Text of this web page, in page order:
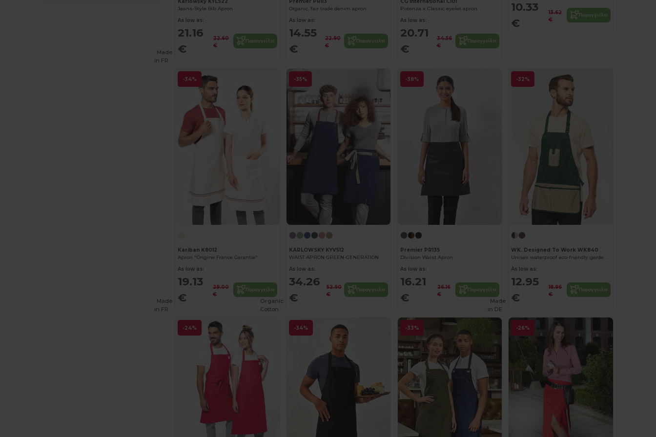
Jeans-Style Bib Apron
As low as:
21.16
€
32.60
€
Παραγγείλτε
Organic, fair trade denim apron
As low as:
14.55
€
22.90
€
Παραγγείλτε
Potenza x Classic eyelet apron
As low as:
20.71
€
34.56
€
Παραγγείλτε
10.33
€
13.62
€
Παραγγείλτε
-34%
Made
in FR
Kariban K8012
Apron "Origine France Garantie"
As low as:
19.13
€
29.00
€
Παραγγείλτε
-35%
KARLOWSKY KYVS12
WAIST APRON GREEN-GENERATION
As low as:
34.26
€
52.90
€
Παραγγείλτε
-38%
Premier PR135
Division Waist Apron
As low as:
16.21
€
26.16
€
Παραγγείλτε
-32%
WK. Designed To Work WK840
Unisex waterproof eco-friendly gardening apron
As low as:
12.95
€
18.96
€
Παραγγείλτε
-24%
Made
in FR
-34%
Organic
Cotton
-33% -26%
Made
in DE